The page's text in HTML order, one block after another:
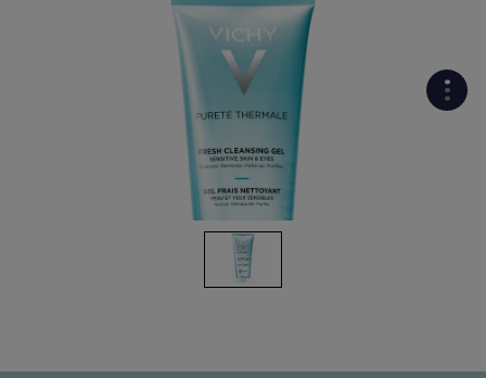
COMMENT LE PRODUIT EST
LES AUTRES PRODUITS DE LA